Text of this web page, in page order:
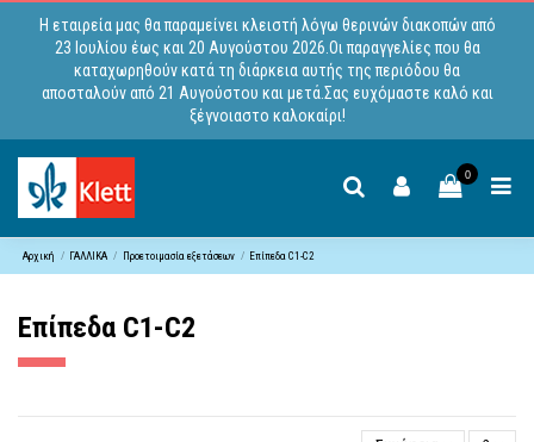
Η εταιρεία μας θα παραμείνει κλειστή λόγω θερινών διακοπών από
23 Ιουλίου έως και 20 Αυγούστου 2026.Οι παραγγελίες που θα
καταχωρηθούν κατά τη διάρκεια αυτής της περιόδου θα
αποσταλούν από 21 Αυγούστου και μετά.Σας ευχόμαστε καλό και
ξέγνοιαστο καλοκαίρι!
0
Αρχική ΓΑΛΛΙΚΑ Προετοιμασία εξετάσεων Επίπεδα C1-C2
Επίπεδα C1-C2